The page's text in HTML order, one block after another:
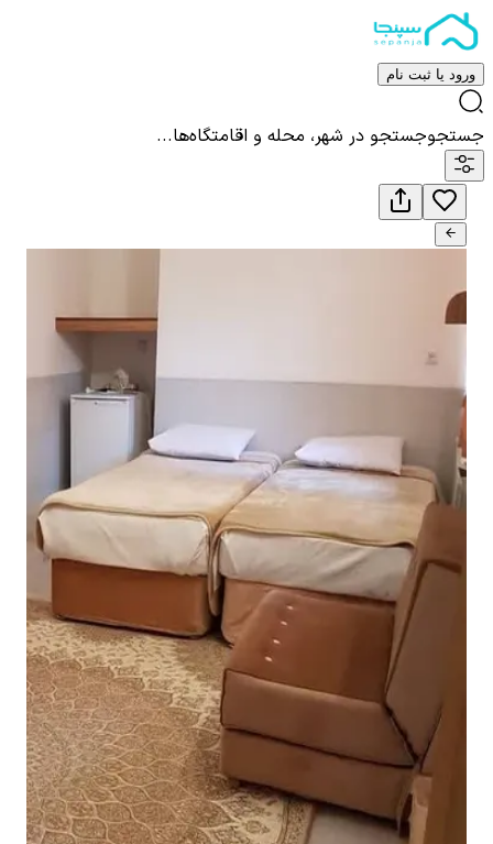
ورود یا ثبت نام
جستجوجستجو در شهر، محله و اقامتگاه‌ها...